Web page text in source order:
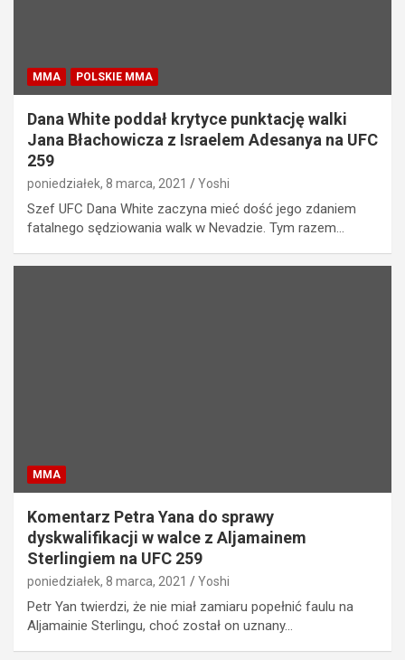
MMA POLSKIE MMA
Dana White poddał krytyce punktację walki
Jana Błachowicza z Israelem Adesanya na UFC
259
poniedziałek, 8 marca, 2021 Yoshi
Szef UFC Dana White zaczyna mieć dość jego zdaniem
fatalnego sędziowania walk w Nevadzie. Tym razem…
MMA
Komentarz Petra Yana do sprawy
dyskwalifikacji w walce z Aljamainem
Sterlingiem na UFC 259
poniedziałek, 8 marca, 2021 Yoshi
Petr Yan twierdzi, że nie miał zamiaru popełnić faulu na
Aljamainie Sterlingu, choć został on uznany…